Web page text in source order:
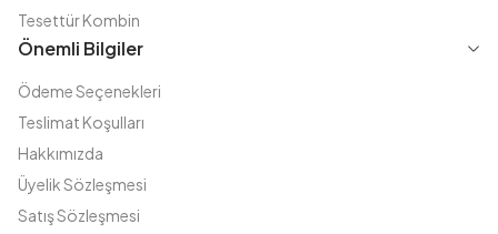
Tesettür Kombin
Önemli Bilgiler
Ödeme Seçenekleri
Teslimat Koşulları
Hakkımızda
Üyelik Sözleşmesi
Satış Sözleşmesi